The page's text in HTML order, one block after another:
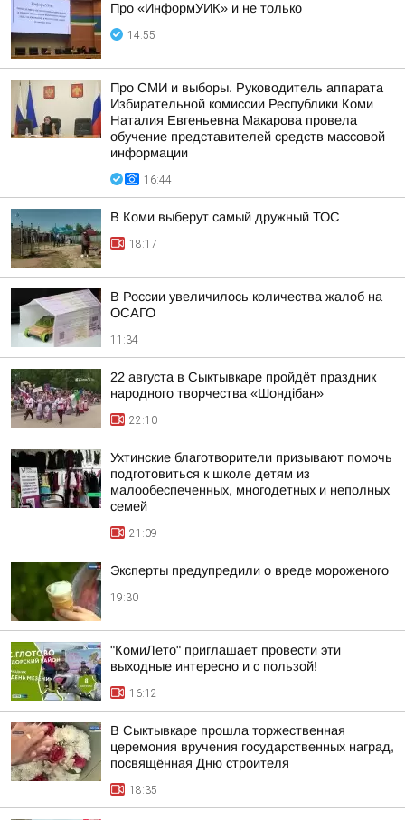
Про «ИнформУИК» и не только
14:55
Про СМИ и выборы. Руководитель аппарата
Избирательной комиссии Республики Коми
Наталия Евгеньевна Макарова провела
обучение представителей средств массовой
информации
16:44
В Коми выберут самый дружный ТОС
18:17
В России увеличилось количества жалоб на
ОСАГО
11:34
22 августа в Сыктывкаре пройдёт праздник
народного творчества «Шондібан»
22:10
Ухтинские благотворители призывают помочь
подготовиться к школе детям из
малообеспеченных, многодетных и неполных
семей
21:09
Эксперты предупредили о вреде мороженого
19:30
"КомиЛето" приглашает провести эти
выходные интересно и с пользой!
16:12
В Сыктывкаре прошла торжественная
церемония вручения государственных наград,
посвящённая Дню строителя
18:35